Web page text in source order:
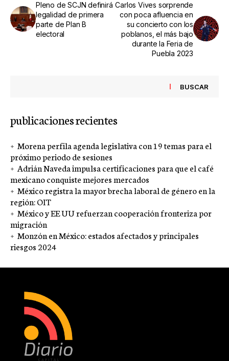
Pleno de SCJN definirá
legalidad de primera
parte de Plan B
electoral
Carlos Vives sorprende
con poca afluencia en
su concierto con los
poblanos, el más bajo
durante la Feria de
Puebla 2023
BUSCAR
publicaciones recientes
Morena perfila agenda legislativa con 19 temas para el
próximo periodo de sesiones
Adrián Naveda impulsa certificaciones para que el café
mexicano conquiste mejores mercados
México registra la mayor brecha laboral de género en la
región: OIT
México y EE UU refuerzan cooperación fronteriza por
migración
Monzón en México: estados afectados y principales
riesgos 2024